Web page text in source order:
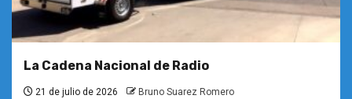
La Cadena Nacional de Radio
21 de julio de 2026 Bruno Suarez Romero